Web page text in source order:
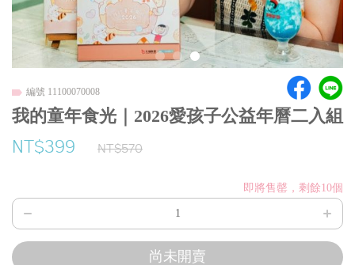
編號 11100070008
我的童年食光｜2026愛孩子公益年曆二入組
NT$399 NT$570
即將售罄，剩餘10個
尚未開賣